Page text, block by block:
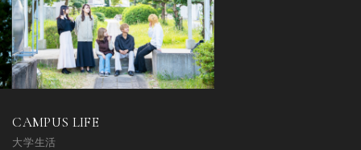
CAMPUS LIFE
大学生活